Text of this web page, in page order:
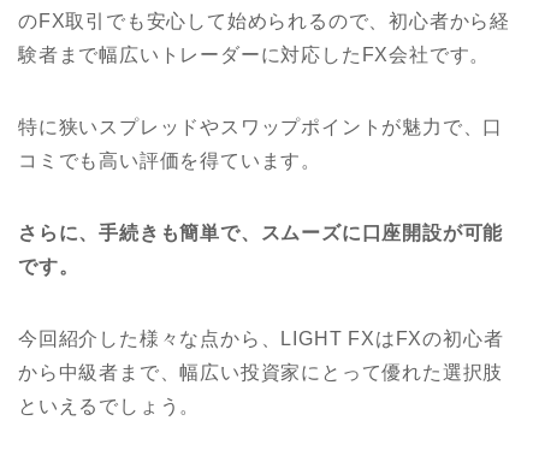
のFX取引でも安心して始められるので、初心者から経
験者まで幅広いトレーダーに対応したFX会社です。
特に狭いスプレッドやスワップポイントが魅力で、口
コミでも高い評価を得ています。
さらに、手続きも簡単で、スムーズに口座開設が可能
です。
今回紹介した様々な点から、LIGHT FXはFXの初心者
から中級者まで、幅広い投資家にとって優れた選択肢
といえるでしょう。